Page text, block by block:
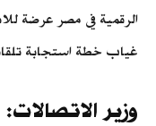
الرقمية في مصر عرضة
غياب خطة استجابة
وزير